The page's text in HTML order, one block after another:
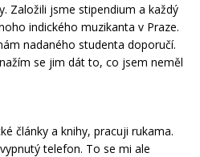
Založili jsme stipendium a každý
indického muzikanta v Praze.
nadaného studenta doporučí.
se jim dát to, co jsem neměl
články a knihy, pracuji rukama.
telefon. To se mi ale